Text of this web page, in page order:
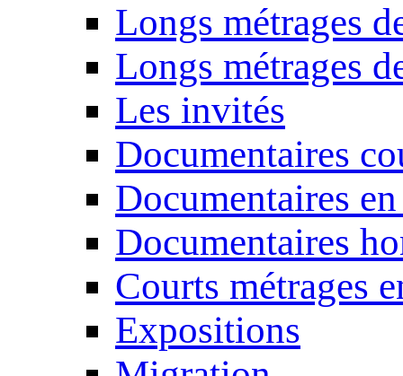
Longs métrages
Longs métrages
Les invités
Documentaires
Documentaires
Documentaires
Courts métrages
Expositions